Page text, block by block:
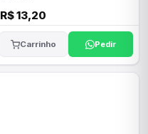
R$ 13,20
Carrinho Pedir